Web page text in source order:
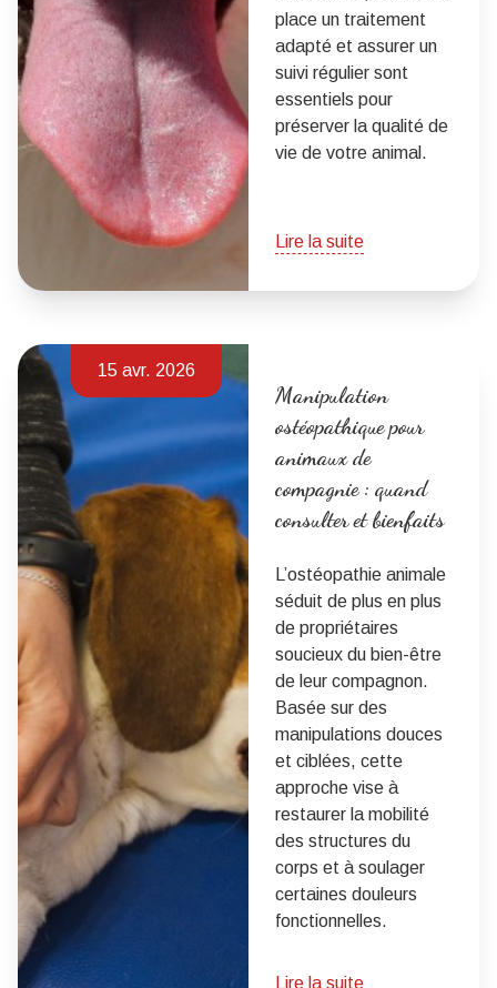
place un traitement
adapté et assurer un
suivi régulier sont
essentiels pour
préserver la qualité de
vie de votre animal.
Lire la suite
15 avr. 2026
Manipulation
ostéopathique pour
animaux de
compagnie : quand
consulter et bienfaits
L’ostéopathie animale
séduit de plus en plus
de propriétaires
soucieux du bien-être
de leur compagnon.
Basée sur des
manipulations douces
et ciblées, cette
approche vise à
restaurer la mobilité
des structures du
corps et à soulager
certaines douleurs
fonctionnelles.
Lire la suite